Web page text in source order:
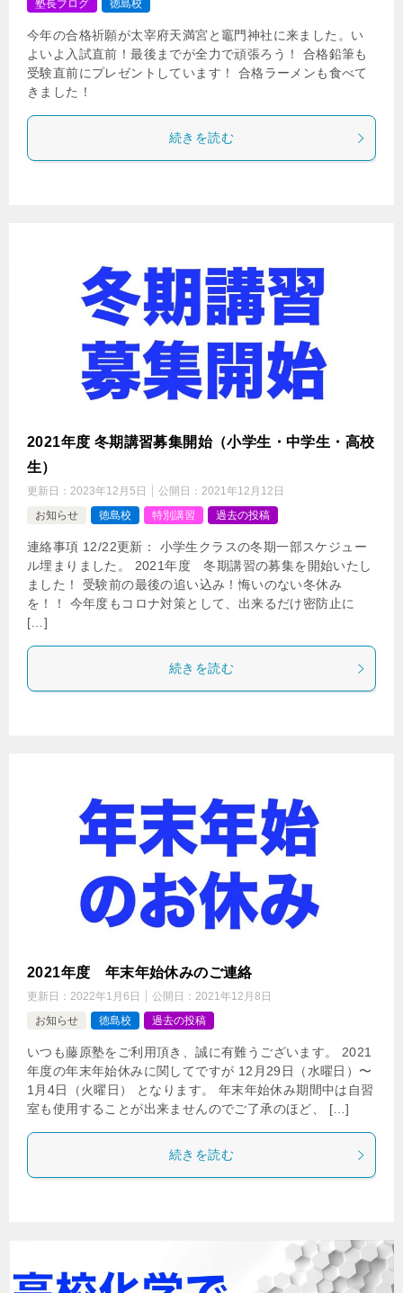
塾長ブログ 徳島校
今年の合格祈願が太宰府天満宮と竈門神社に来ました。い
よいよ入試直前！最後までが全力で頑張ろう！ 合格鉛筆も
受験直前にプレゼントしています！ 合格ラーメンも食べて
きました！
続きを読む
2021年度 冬期講習募集開始（小学生・中学生・高校
生）
更新日： 2023年12月5日 公開日： 2021年12月12日
お知らせ
徳島校 特別講習 過去の投稿
連絡事項 12/22更新： 小学生クラスの冬期一部スケジュー
ル埋まりました。 2021年度 冬期講習の募集を開始いたし
ました！ 受験前の最後の追い込み！悔いのない冬休み
を！！ 今年度もコロナ対策として、出来るだけ密防止に
[…]
続きを読む
2021年度 年末年始休みのご連絡
更新日： 2022年1月6日 公開日： 2021年12月8日
お知らせ
徳島校 過去の投稿
いつも藤原塾をご利用頂き、誠に有難うございます。 2021
年度の年末年始休みに関してですが 12月29日（水曜日）〜
1月4日（火曜日） となります。 年末年始休み期間中は自習
室も使用することが出来ませんのでご了承のほど、 […]
続きを読む